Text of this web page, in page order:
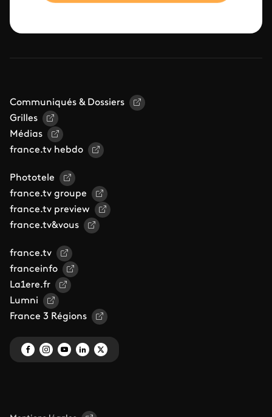
Communiqués & Dossiers
Grilles
Médias
france.tv hebdo
Phototele
france.tv groupe
france.tv preview
france.tv&vous
france.tv
franceinfo
La1ere.fr
Lumni
France 3 Régions